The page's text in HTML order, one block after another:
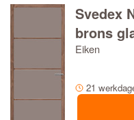
Svedex
brons
Eiken
21